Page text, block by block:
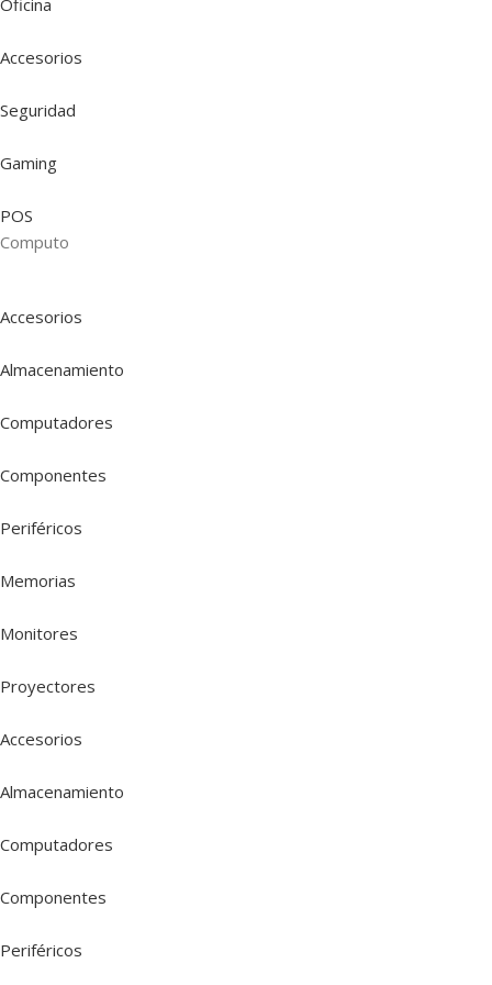
Accesorios
Seguridad
Gaming
POS
Computo
Accesorios
Almacenamiento
Computadores
Componentes
Periféricos
Memorias
Monitores
Proyectores
Accesorios
Almacenamiento
Computadores
Componentes
Periféricos